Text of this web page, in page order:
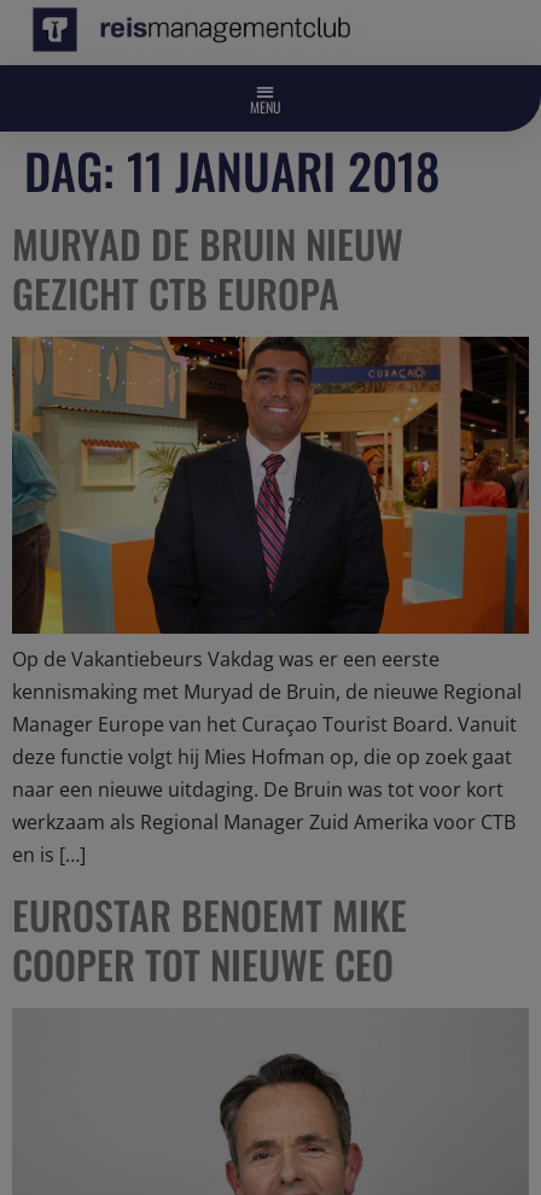
DAG: 11 JANUARI 2018
MURYAD DE BRUIN NIEUW
GEZICHT CTB EUROPA
Op de Vakantiebeurs Vakdag was er een eerste
kennismaking met Muryad de Bruin, de nieuwe Regional
Manager Europe van het Curaçao Tourist Board. Vanuit
deze functie volgt hij Mies Hofman op, die op zoek gaat
naar een nieuwe uitdaging. De Bruin was tot voor kort
werkzaam als Regional Manager Zuid Amerika voor CTB
en is […]
EUROSTAR BENOEMT MIKE
COOPER TOT NIEUWE CEO